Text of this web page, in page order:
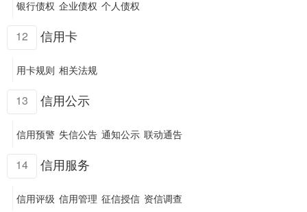
银行债权 企业债权 个人债权
12 信用卡
用卡规则 相关法规
13 信用公示
信用预警 失信公告 通知公示 联动通告
14 信用服务
信用评级 信用管理 征信授信 资信调查